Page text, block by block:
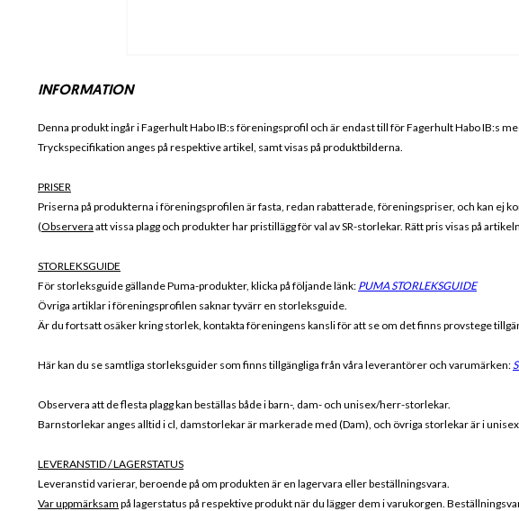
INFORMATION
Denna produkt ingår i Fagerhult Habo IB:s föreningsprofil och är endast till förFagerhult Habo IB:s
Tryckspecifikation anges på respektive artikel, samt visas på produktbilderna.
PRISER
Priserna på produkterna i föreningsprofilen är fasta, redan rabatterade, föreningspriser, och kan ej
(Observera att vissa plagg och produkter har pristillägg för val av SR-storlekar. Rätt pris visas på
STORLEKSGUIDE
För storleksguide gällande Puma-produkter, klicka på följande länk: PUMA STORLEKSGUIDE
Övriga artiklar i föreningsprofilen saknar tyvärr en storleksguide.
Är du fortsatt osäker kring storlek, kontakta föreningens kansli för att se om det finns provstege
Här kan du se samtliga storleksguider som finns tillgängliga från våra leverantörer och varumärken:
Observera att de flesta plagg kan beställas både i barn-, dam- och unisex/herr-storlekar.
Barnstorlekar anges alltid i cl, damstorlekar är markerade med (Dam), och övriga storlekar är i
LEVERANSTID / LAGERSTATUS
Leveranstid varierar, beroende på om produkten är en lagervara eller beställningsvara.
Var uppmärksam på lagerstatus på respektive produkt när du lägger dem i varukorgen.